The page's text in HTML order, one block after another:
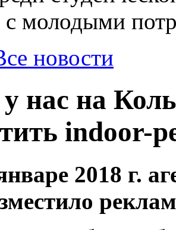
с молодыми
новости
у нас на
indoor-
2018 г.